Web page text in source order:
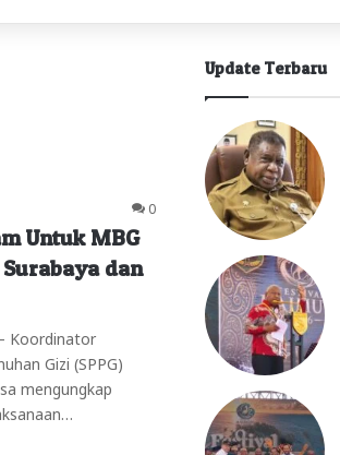
0
Untuk MBG
dan
Koordinator
Gizi (SPPG)
mengungkap
Update Terbaru